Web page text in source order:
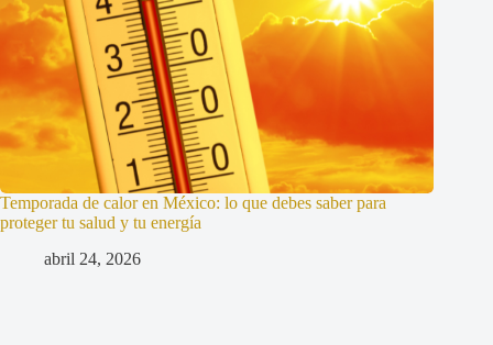
Temporada de calor en México: lo que debes saber para
proteger tu salud y tu energía
abril 24, 2026